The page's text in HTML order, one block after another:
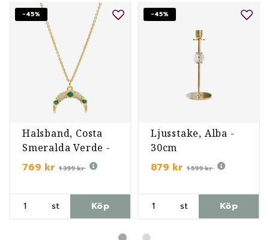
-45%
Halsband, Costa
Smeralda Verde -
Förgyllt
769 kr 1 399 kr
st Köp
-45%
Ljusstake, Alba -
30cm
879 kr 1 599 kr
st Köp